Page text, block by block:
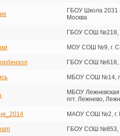
ГБОУ Школа 2031
Москва
ГБОУ СОШ №218,
МОУ СОШ №9, г.
ГБОУ СОШ №618,
МБОУ СОШ №14,
МБОУ
пгт. Лежнево,
МАОУ СОШ №2, г.
ГБОУ СОШ №853,